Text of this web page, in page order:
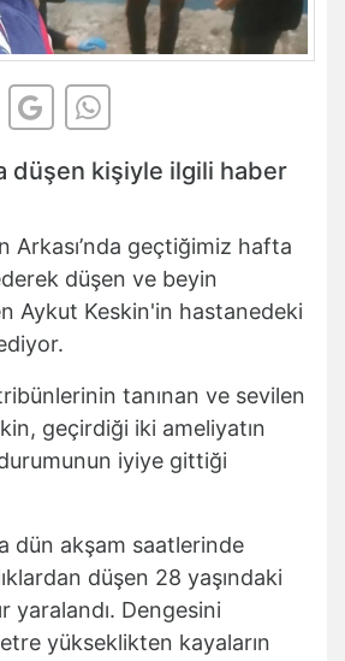
düşen kişiyle ilgili haber
Arkası’nda geçtiğimiz hafta
düşen ve beyin
Aykut Keskin'in hastanedeki
tanınan ve sevilen
geçirdiği iki ameliyatın
iyiye gittiği
dün akşam saatlerinde
düşen 28 yaşındaki
yaralandı. Dengesini
yükseklikten kayaların